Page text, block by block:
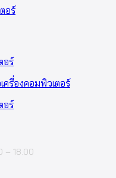
อร์
อร์
ครื่องคอมพิวเตอร์
อร์
– 18.00